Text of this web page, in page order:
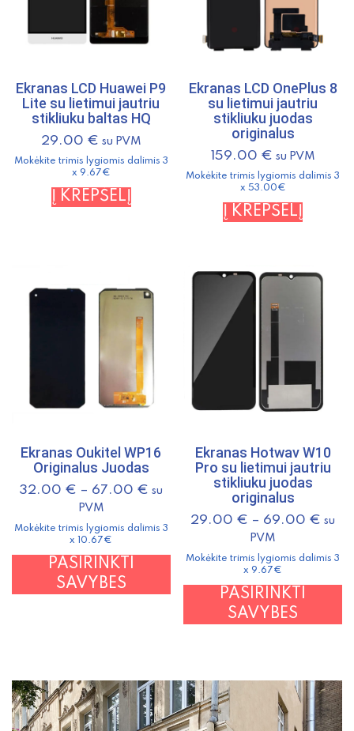
Ekranas LCD Huawei P9
Lite su lietimui jautriu
stikliuku baltas HQ
29.00 € su PVM
Mokėkite trimis lygiomis dalimis 3
x 9.67€
Į KREPŠELĮ
Ekranas LCD OnePlus 8
su lietimui jautriu
stikliuku juodas
originalus
159.00 € su PVM
Mokėkite trimis lygiomis dalimis 3
x 53.00€
Į KREPŠELĮ
Ekranas Oukitel WP16
Originalus Juodas
32.00 € – 67.00 € su
PVM
Mokėkite trimis lygiomis dalimis 3
x 10.67€
PASIRINKTI
SAVYBES
This
product
multiple
options
may
be
Ekranas Hotwav W10
Pro su lietimui jautriu
stikliuku juodas
originalus
29.00 € – 69.00 € su
PVM
Mokėkite trimis lygiomis dalimis 3
x 9.67€
PASIRINKTI
SAVYBES